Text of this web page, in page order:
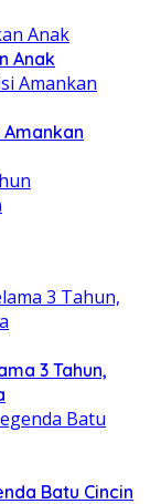
Anak
Amankan
3 Tahun,
Batu Cincin